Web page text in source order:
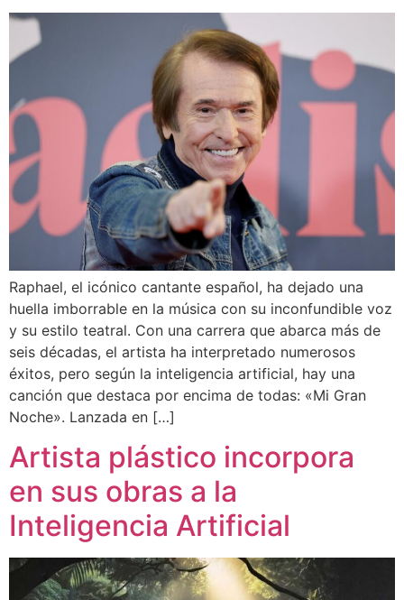
Raphael, el icónico cantante español, ha dejado una
huella imborrable en la música con su inconfundible voz
y su estilo teatral. Con una carrera que abarca más de
seis décadas, el artista ha interpretado numerosos
éxitos, pero según la inteligencia artificial, hay una
canción que destaca por encima de todas: «Mi Gran
Noche». Lanzada en […]
Artista plástico incorpora
en sus obras a la
Inteligencia Artificial